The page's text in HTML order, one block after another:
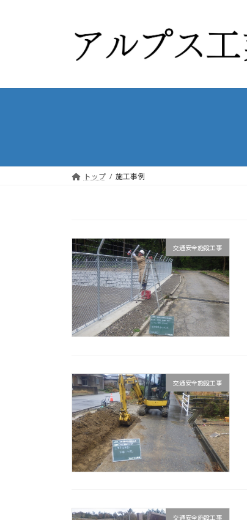
トップ 施工事例
交通安全施設工事
交通安全施設工事
交通安全施設工事